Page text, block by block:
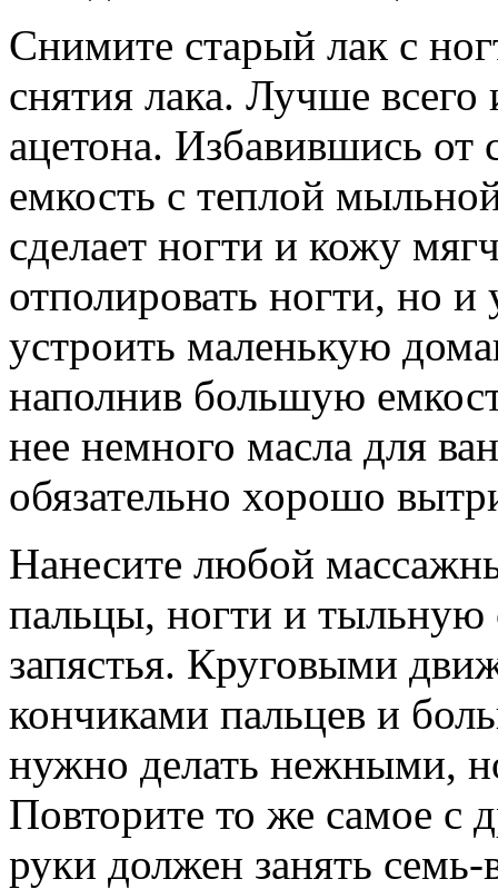
Снимите старый лак с
снятия лака. Лучше всего
ацетона. Избавившись от
емкость с теплой
сделает ногти и кожу
отполировать ногти, но
устроить маленькую
наполнив большую
нее немного масла для
обязательно хорошо
Нанесите любой
пальцы, ногти и тыльную
запястья. Круговыми
кончиками пальцев и
нужно делать нежными,
Повторите то же самое с
руки должен занять